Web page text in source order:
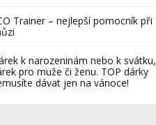
Trainer – nejlepší pomocník při
k narozeninám nebo k svátku,
pro muže či ženu. TOP dárky
dávat jen na vánoce!